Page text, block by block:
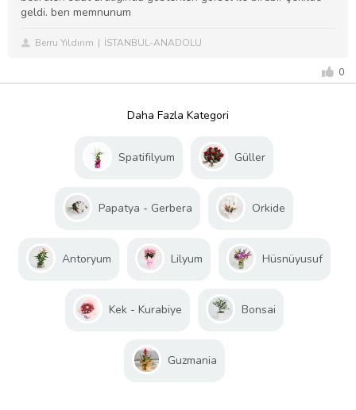
geldi. ben memnunum
Berru Yıldırım İSTANBUL-ANADOLU
0
Daha Fazla Kategori
Spatifilyum Güller
Papatya - Gerbera Orkide
Antoryum Lilyum Hüsnüyusuf
Kek - Kurabiye Bonsai
Guzmania